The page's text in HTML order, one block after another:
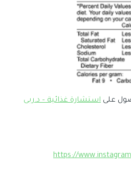
على استشارة غذائية – د.ربى
https://